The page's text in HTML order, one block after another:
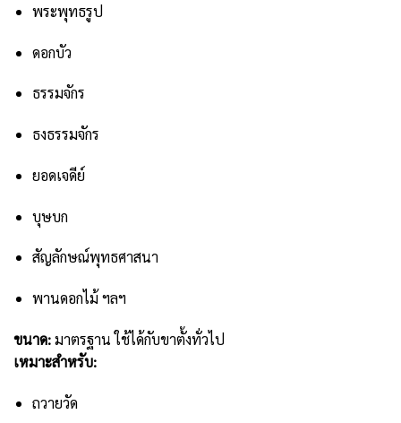
พระพุทธรูป
ดอกบัว
ธรรมจักร
ธงธรรมจักร
ยอดเจดีย์
บุษบก
สัญลักษณ์พุทธศาสนา
พานดอกไม้ ฯลฯ
ขนาด:มาตรฐาน ใช้ได้กับขาตั้งทั่วไป
เหมาะสำหรับ:
ถวายวัด